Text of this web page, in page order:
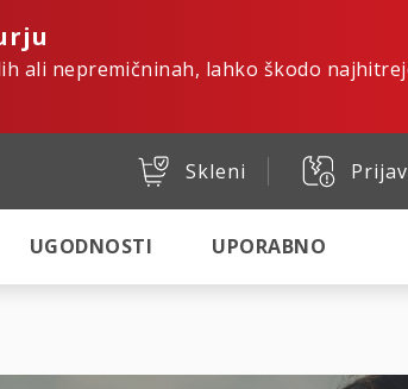
ali nepremičninah, lahko škodo
Skleni
UGODNOSTI UPORABNO